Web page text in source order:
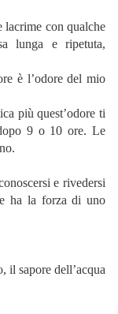
lacrime con qualche
lunga e ripetuta,
è l’odore del mio
più quest’odore ti
9 o 10 ore. Le
e rivedersi
ha la forza di uno
il sapore dell’acqua